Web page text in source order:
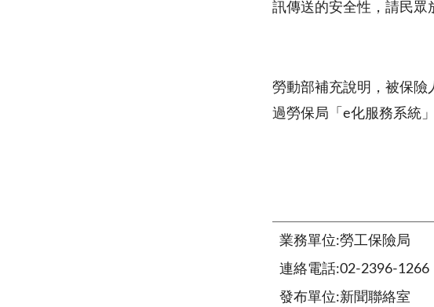
訊傳送的安全性，請民眾
勞動部補充說明，被保險
過勞保局「e化服務系統
業務單位:勞工保險局
連絡電話:02-2396-1266
發布單位:新聞聯絡室